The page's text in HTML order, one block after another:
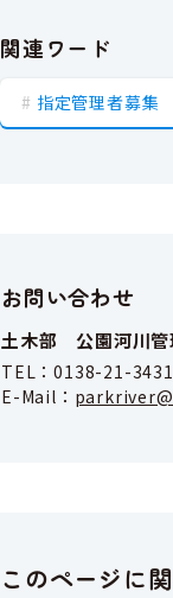
関連ワード
指定管理者募集
お問い合わせ
土木部 公園河川管
TEL：0138-21-3431
E-Mail：
このページに